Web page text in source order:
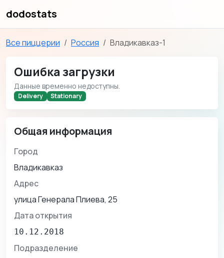
dodostats
Все пиццерии Россия Владикавказ-1
Ошибка загрузки
Данные временно недоступны.
Delivery Stationary
Общая информация
Город
Владикавказ
Адрес
улица Генерала Плиева, 25
Дата открытия
10.12.2018
Подразделение